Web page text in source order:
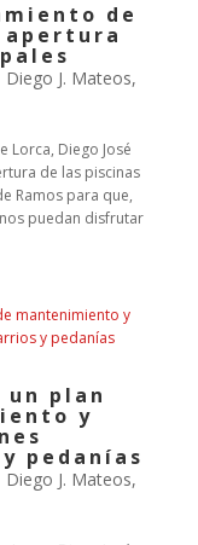
de
Diego J. Mateos,
Lorca, Diego José
de las piscinas
Ramos para que,
puedan disfrutar
un plan
y
pedanías
Diego J. Mateos,